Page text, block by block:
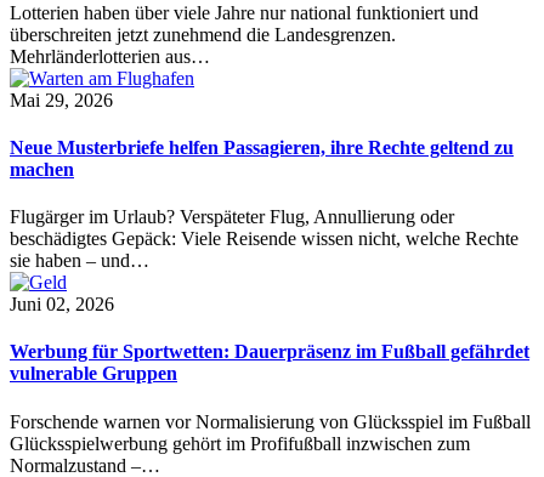
Lotterien haben über viele Jahre nur national funktioniert und
überschreiten jetzt zunehmend die Landesgrenzen.
Mehrländerlotterien aus…
Mai 29, 2026
Neue Musterbriefe helfen Passagieren, ihre Rechte geltend zu
machen
Flugärger im Urlaub? Verspäteter Flug, Annullierung oder
beschädigtes Gepäck: Viele Reisende wissen nicht, welche Rechte
sie haben – und…
Juni 02, 2026
Werbung für Sportwetten: Dauerpräsenz im Fußball gefährdet
vulnerable Gruppen
Forschende warnen vor Normalisierung von Glücksspiel im Fußball
Glücksspielwerbung gehört im Profifußball inzwischen zum
Normalzustand –…